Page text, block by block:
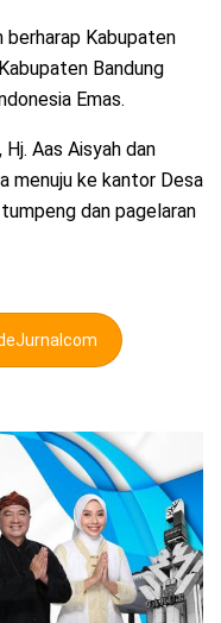
berharap Kabupaten
Bandung
Emas.
Aas Aisyah dan
menuju ke kantor Desa
dan pagelaran